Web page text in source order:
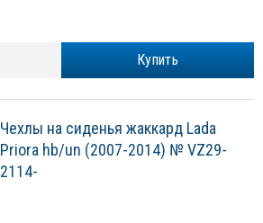
Купить
Чехлы на сиденья жаккард Lada
Priora hb/un (2007-2014) № VZ29-
2114-